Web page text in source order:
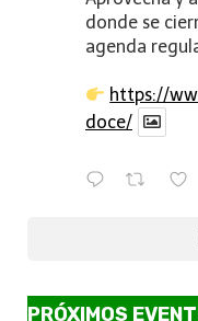
donde se
agenda
https://
doce/
PRÓXIMOS